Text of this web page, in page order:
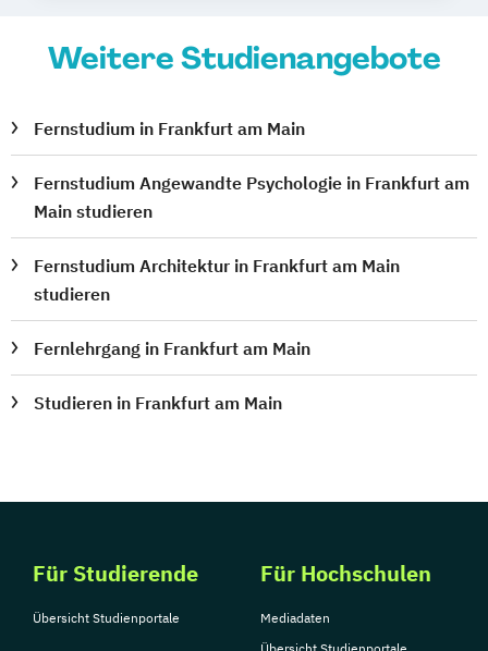
Weitere Studienangebote
Fernstudium in Frankfurt am Main
Fernstudium Angewandte Psychologie in Frankfurt am
Main studieren
Fernstudium Architektur in Frankfurt am Main
studieren
Fernlehrgang in Frankfurt am Main
Studieren in Frankfurt am Main
Für Studierende
Übersicht Studienportale
Für Hochschulen
Mediadaten